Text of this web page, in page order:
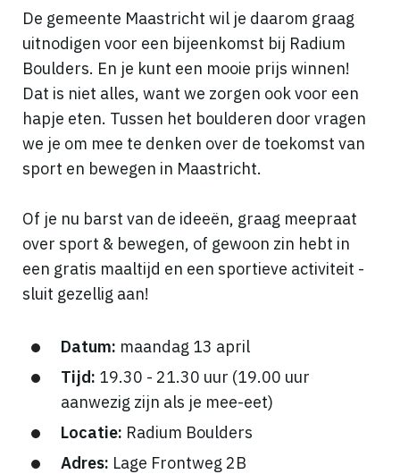
De gemeente Maastricht wil je daarom graag
uitnodigen voor een bijeenkomst bij Radium
Boulders. En je kunt een mooie prijs winnen!
Dat is niet alles, want we zorgen ook voor een
hapje eten. Tussen het boulderen door vragen
we je om mee te denken over de toekomst van
sport en bewegen in Maastricht.
Of je nu barst van de ideeën, graag meepraat
over sport & bewegen, of gewoon zin hebt in
een gratis maaltijd en een sportieve activiteit -
sluit gezellig aan!
Datum: maandag 13 april
Tijd: 19.30 - 21.30 uur (19.00 uur
aanwezig zijn als je mee-eet)
Locatie: Radium Boulders
Adres: Lage Frontweg 2B